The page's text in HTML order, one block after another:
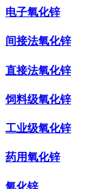
电子氧化锌
间接法氧化锌
直接法氧化锌
饲料级氧化锌
工业级氧化锌
药用氧化锌
氧化锌